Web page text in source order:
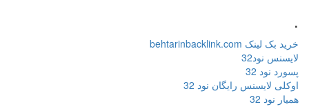
خرید بک لینک behtarinbacklink.com
لایسنس نود32
پسورد نود 32
اوکلی لایسنس رایگان نود 32
همیار نود 32